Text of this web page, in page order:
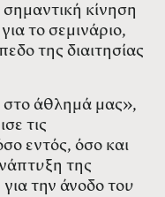
κίνηση
το σεμινάριο,
της διαιτησίας
στο άθλημά μας»,
τις
εντός, όσο και
της
για την άνοδο του